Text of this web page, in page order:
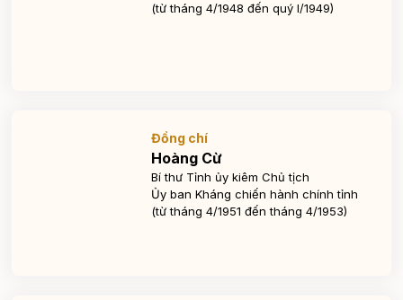
(từ tháng 4/1948 đến quý I/1949)
Đồng chí
Hoàng Cừ
Bí thư Tỉnh ủy kiêm Chủ tịch
Ủy ban Kháng chiến hành chính tỉnh
(từ tháng 4/1951 đến tháng 4/1953)